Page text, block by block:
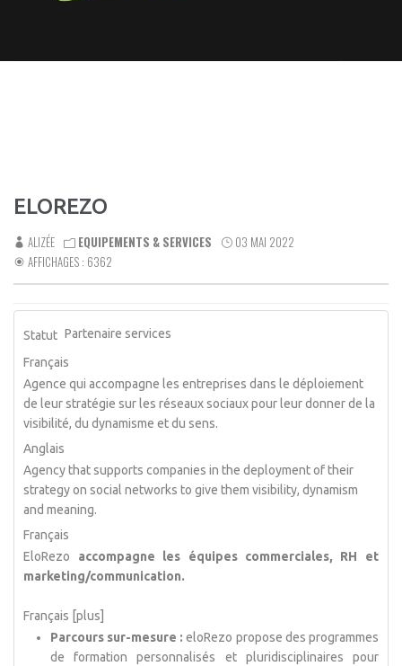
ELOREZO
ALIZÉE EQUIPEMENTS & SERVICES
03 MAI 2022
AFFICHAGES : 6362
Statut Partenaire services
Français
Agence qui accompagne les entreprises dans le déploiement
de leur stratégie sur les réseaux sociaux pour leur donner de la
visibilité, du dynamisme et du sens.
Anglais
Agency that supports companies in the deployment of their
strategy on social networks to give them visibility, dynamism
and meaning.
Français
EloRezo accompagne
les équipes commerciales, RH et
marketing/communication.
Français [plus]
Parcours sur-mesure : eloRezo propose des programmes
de formation personnalisés et pluridisciplinaires pour